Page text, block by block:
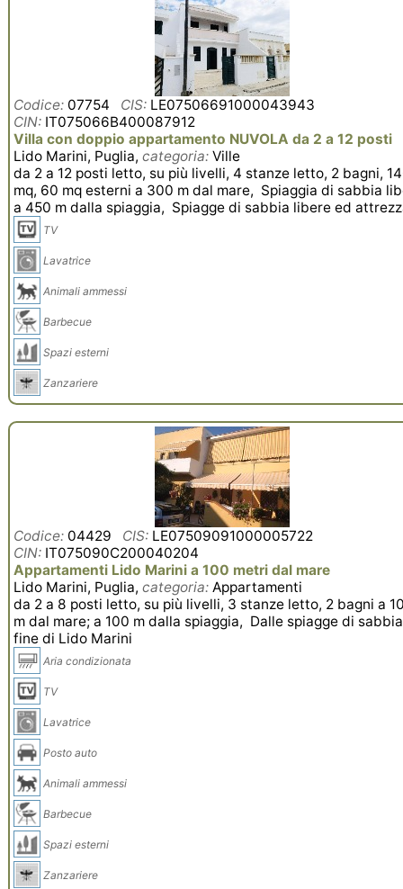
Codice: 07754 CIS: LE07506691000043943
CIN: IT075066B400087912
Villa con doppio appartamento NUVOLA da 2 a 12 posti
Lido Marini, Puglia,categoria: Ville
da 2 a 12 posti letto, su più livelli, 4 stanze letto, 2 bagni,
mq, 60 mq esterni a 300 m dal mare, Spiaggia di sabbia
a 450 m dalla spiaggia, Spiagge di sabbia libere ed
TV
Lavatrice
Animali ammessi
Barbecue
Spazi esterni
Zanzariere
Codice: 04429 CIS: LE07509091000005722
CIN: IT075090C200040204
Appartamenti Lido Marini a 100 metri dal mare
Lido Marini, Puglia,categoria: Appartamenti
da 2 a 8 posti letto, su più livelli, 3 stanze letto, 2 bagni a
m dal mare; a 100 m dalla spiaggia, Dalle spiagge di sabbia
fine di Lido Marini
Aria condizionata
TV
Lavatrice
Posto auto
Animali ammessi
Barbecue
Spazi esterni
Zanzariere